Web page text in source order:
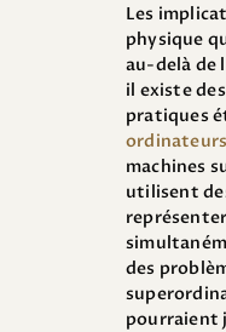
Les
physique
au-delà de
il existe
pratiques
machines
utilisent
des
pourraient